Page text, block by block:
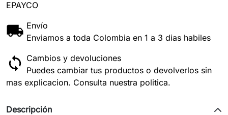
EPAYCO
Envío
Enviamos a toda Colombia en 1 a 3 dias habiles
Cambios y devoluciones
Puedes cambiar tus productos o devolverlos sin
mas explicacion. Consulta nuestra politica.
Descripción